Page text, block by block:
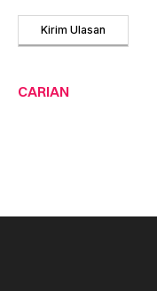
CARIAN